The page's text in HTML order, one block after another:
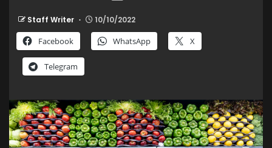
Staff Writer 10/10/2022
Facebook WhatsApp X
Telegram